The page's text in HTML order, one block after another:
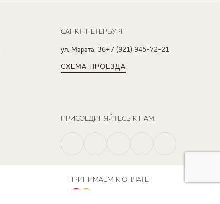
САНКТ-ПЕТЕРБУРГ
ул. Марата, 36+7 (921) 945-72-21
СХЕМА ПРОЕЗДА
ПРИСОЕДИНЯЙТЕСЬ К НАМ
ПРИНИМАЕМ К ОПЛАТЕ